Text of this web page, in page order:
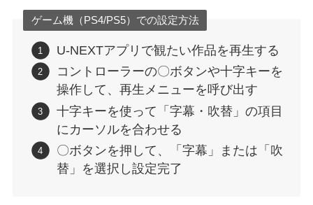
ゲーム機（PS4/PS5）での設定方法
U-NEXTアプリで観たい作品を再生する
コントローラーの〇ボタンや十字キーを
操作して、再生メニューを呼び出す
十字キーを使って「字幕・吹替」の項目
にカーソルを合わせる
〇ボタンを押して、「字幕」または「吹
替」を選択し設定完了